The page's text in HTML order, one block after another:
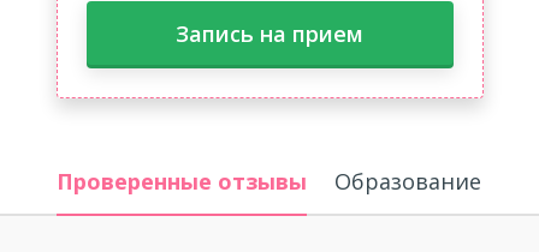
Запись на прием
Проверенные отзывы Образование